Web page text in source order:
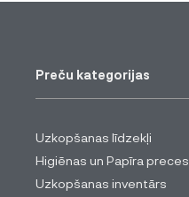
Preču kategorijas
Uzkopšanas līdzekļi
Higiēnas un Papīra preces
Uzkopšanas inventārs